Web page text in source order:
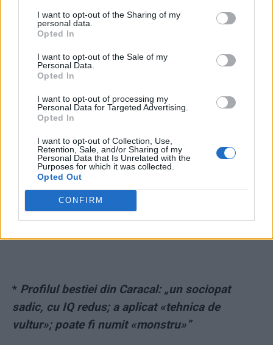
I want to opt-out of the Sharing of my
personal data.
Opted In
I want to opt-out of the Sale of my
Personal Data.
Opted In
I want to opt-out of processing my
Personal Data for Targeted Advertising.
Opted In
I want to opt-out of Collection, Use,
Retention, Sale, and/or Sharing of my
Personal Data that Is Unrelated with the
Purposes for which it was collected.
Opted Out
CONFIRM
Diabolic! Avocatul lui Dragnea a fost trimis
„să lupte” cu monstrul din Caracal, ca să
acopere complicitățile dintre PSD și interlopi
ad
* Profilul bestiei din Caracal: „un sociopat
sadic, cu IQ redus; a aplicat «tehnica de
vultur»; poate fi numit «monstru»”